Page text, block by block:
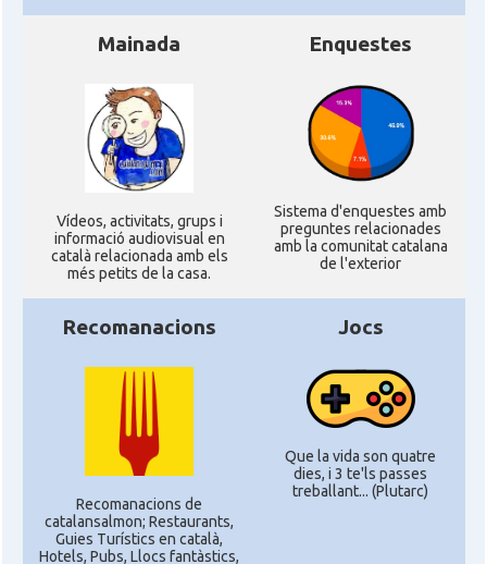
Mainada
Ví­deos, activitats, grups i
informació audiovisual en
català relacionada amb els
més petits de la casa.
Enquestes
Sistema d'enquestes amb
preguntes relacionades
amb la comunitat catalana
de l'exterior
Recomanacions
Recomanacions de
catalansalmon; Restaurants,
Guies Turístics en català,
Hotels, Pubs, Llocs fantàstics,
Jocs
Que la vida son quatre
dies, i 3 te'ls passes
treballant... (Plutarc)